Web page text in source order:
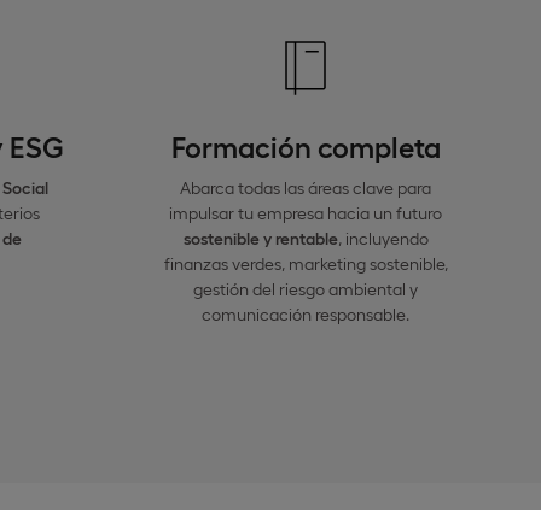
de
Formación completa
Abarca todas las áreas clave para
impulsar tu empresa hacia un futuro
sostenible y rentable, incluyendo
finanzas verdes, marketing sostenible,
gestión del riesgo ambiental y
comunicación responsable.